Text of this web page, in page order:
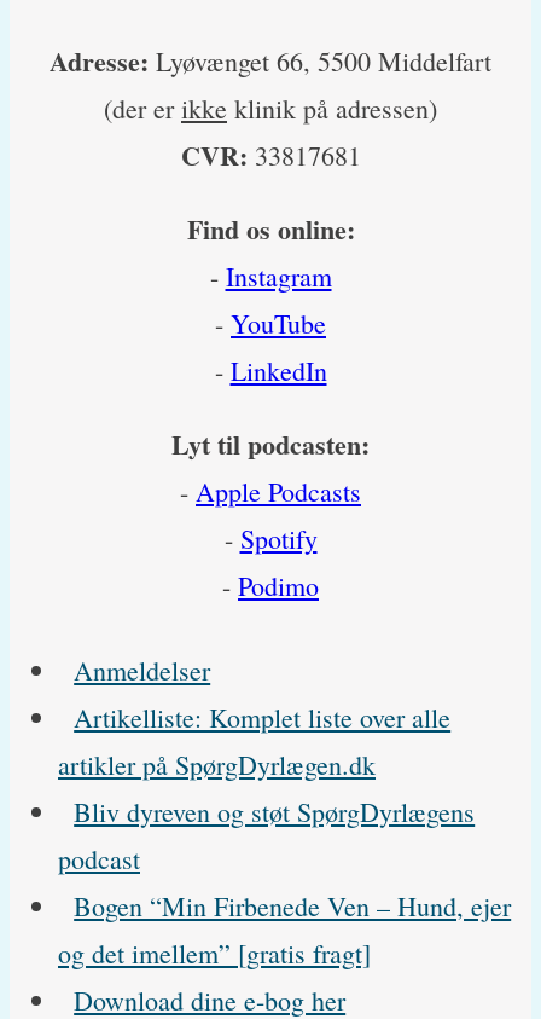
Adresse: Lyøvænget 66, 5500 Middelfart
(der erikke klinik på adressen)
CVR: 33817681
Find os online:
- Instagram
- YouTube
- LinkedIn
Lyt til podcasten:
- Apple Podcasts
- Spotify
- Podimo
Anmeldelser
Artikelliste: Komplet liste over alle
artikler på SpørgDyrlægen.dk
Bliv dyreven og støt SpørgDyrlægens
podcast
Bogen “Min Firbenede Ven – Hund, ejer
og det imellem” [gratis fragt]
Download dine e-bog her